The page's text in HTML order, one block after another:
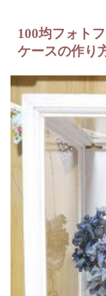
100均フォト
ケースの作り